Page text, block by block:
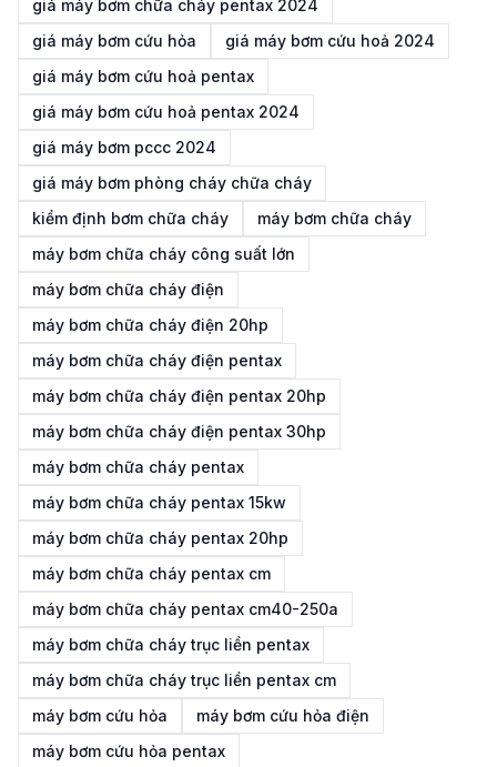
giá máy bơm chữa cháy pentax 2024
giá máy bơm cứu hỏa
giá máy bơm cứu hoả 2024
giá máy bơm cứu hoả pentax
giá máy bơm cứu hoả pentax 2024
giá máy bơm pccc 2024
giá máy bơm phòng cháy chữa cháy
kiểm định bơm chữa cháy
máy bơm chữa cháy
máy bơm chữa cháy công suất lớn
máy bơm chữa cháy điện
máy bơm chữa cháy điện 20hp
máy bơm chữa cháy điện pentax
máy bơm chữa cháy điện pentax 20hp
máy bơm chữa cháy điện pentax 30hp
máy bơm chữa cháy pentax
máy bơm chữa cháy pentax 15kw
máy bơm chữa cháy pentax 20hp
máy bơm chữa cháy pentax cm
máy bơm chữa cháy pentax cm40-250a
máy bơm chữa cháy trục liền pentax
máy bơm chữa cháy trục liền pentax cm
máy bơm cứu hỏa
máy bơm cứu hỏa điện
máy bơm cứu hỏa pentax